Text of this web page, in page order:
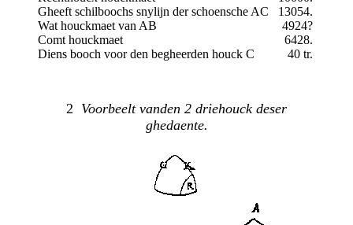
Gheeft schilboochs snylijn der schoensche AC
13054.
Wat houckmaet van AB
4924?
Comt houckmaet
6428.
Diens booch voor den begheerden houck C
40 tr.
2 Voorbeelt vanden 2 driehouck deser
ghedaente.